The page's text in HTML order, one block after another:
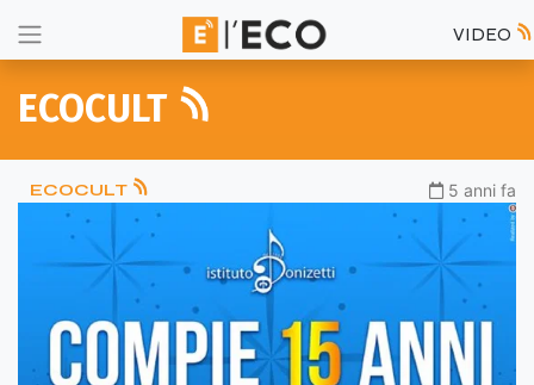
VIDEO
ECOCULT
ECOCULT 5 anni fa